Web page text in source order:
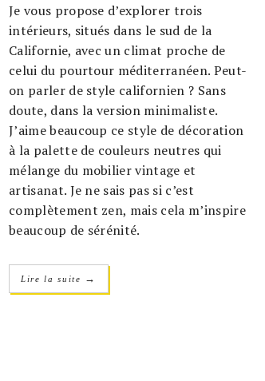
Je vous propose d’explorer trois
intérieurs, situés dans le sud de la
Californie, avec un climat proche de
celui du pourtour méditerranéen. Peut-
on parler de style californien ? Sans
doute, dans la version minimaliste.
J’aime beaucoup ce style de décoration
à la palette de couleurs neutres qui
mélange du mobilier vintage et
artisanat. Je ne sais pas si c’est
complètement zen, mais cela m’inspire
beaucoup de sérénité.
Lire la suite →